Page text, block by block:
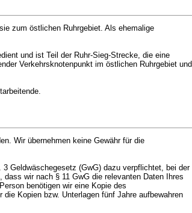
zum östlichen Ruhrgebiet. Als ehemalige
und ist Teil der Ruhr-Sieg-Strecke, die eine
Verkehrsknotenpunkt im östlichen Ruhrgebiet und
Wir übernehmen keine Gewähr für die
Geldwäschegesetz (GwG) dazu verpflichtet, bei der
wir nach § 11 GwG die relevanten Daten Ihres
benötigen wir eine Kopie des
Kopien bzw. Unterlagen fünf Jahre aufbewahren